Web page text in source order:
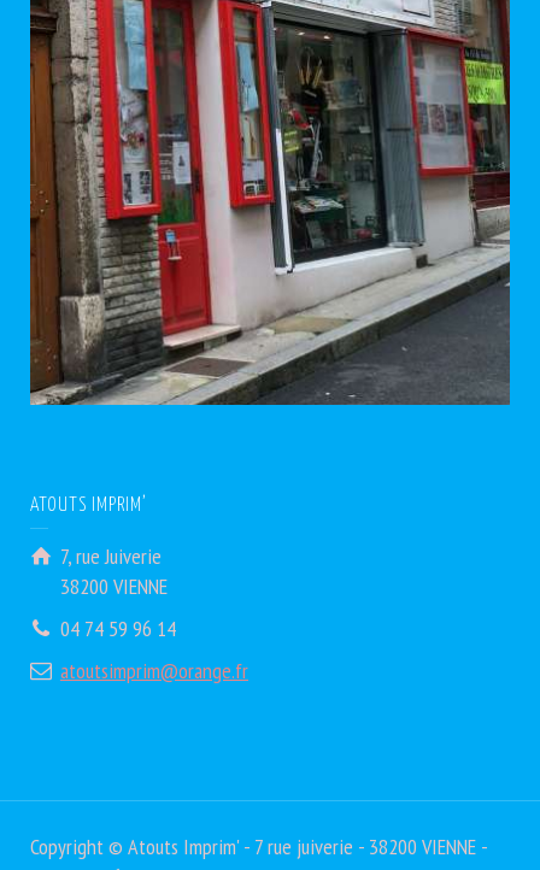
ATOUTS IMPRIM’
7, rue Juiverie
38200 VIENNE
04 74 59 96 14
atoutsimprim@orange.fr
Copyright © Atouts Imprim' - 7 rue juiverie - 38200 VIENNE -